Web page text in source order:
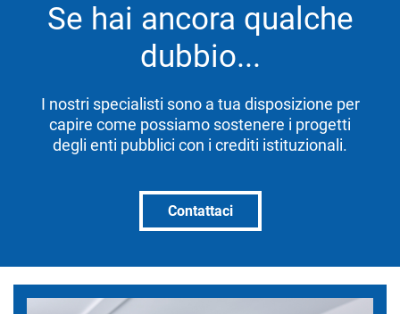
Se hai ancora qualche
dubbio...
I nostri specialisti sono a tua disposizione per
capire come possiamo sostenere i progetti
degli enti pubblici con i crediti istituzionali.
Contattaci